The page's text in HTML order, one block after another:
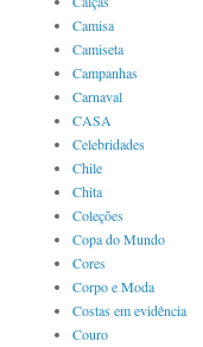
Camisa
Camiseta
Campanhas
Carnaval
CASA
Celebridades
Chile
Chita
Coleções
Copa do Mundo
Cores
Corpo e Moda
Costas em evidência
Couro